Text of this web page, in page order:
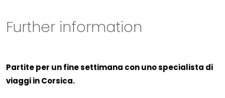
Further information
Partite per un fine settimana con uno specialista di
viaggi in Corsica.